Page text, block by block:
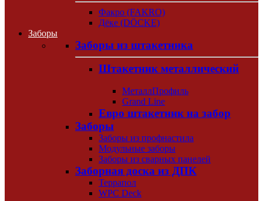
Факро (FAKRO)
Дёке (DÖCKE)
Заборы
Заборы из штакетника
Штакетник металлический
МеталлПрофиль
Grand Line
Евро штакетник на забор
Заборы
Заборы из профнастила
Модульные заборы
Заборы из сварных панелей
Заборная доска из ДПК
Террапол
WPC Deck